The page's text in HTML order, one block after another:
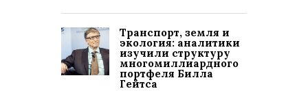
Транспорт, земля и
экология: аналитики
изучили структуру
многомиллиардного
портфеля Билла
Гейтса